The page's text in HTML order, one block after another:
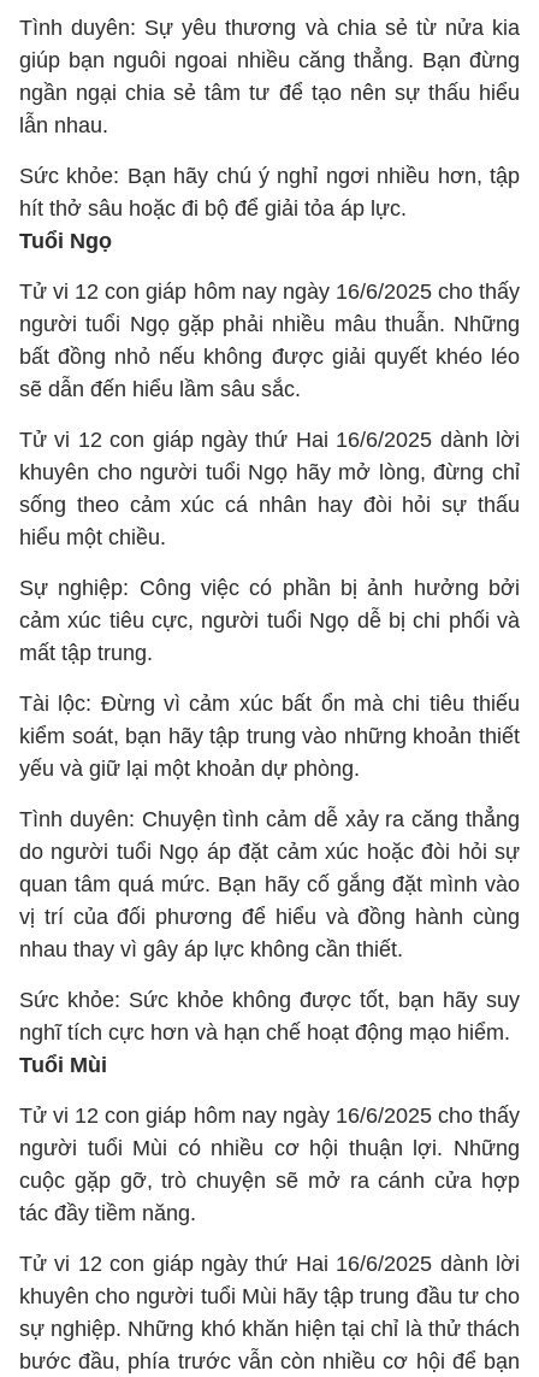
Tình duyên: Sự yêu thương và chia sẻ từ nửa kia
giúp bạn nguôi ngoai nhiều căng thẳng. Bạn đừng
ngần ngại chia sẻ tâm tư để tạo nên sự thấu hiểu
lẫn nhau.
Sức khỏe: Bạn hãy chú ý nghỉ ngơi nhiều hơn, tập
hít thở sâu hoặc đi bộ để giải tỏa áp lực.
Tuổi Ngọ
Tử vi 12 con giáp hôm nay ngày 16/6/2025 cho thấy
người tuổi Ngọ gặp phải nhiều mâu thuẫn. Những
bất đồng nhỏ nếu không được giải quyết khéo léo
sẽ dẫn đến hiểu lầm sâu sắc.
Tử vi 12 con giáp ngày thứ Hai 16/6/2025 dành lời
khuyên cho người tuổi Ngọ hãy mở lòng, đừng chỉ
sống theo cảm xúc cá nhân hay đòi hỏi sự thấu
hiểu một chiều.
Sự nghiệp: Công việc có phần bị ảnh hưởng bởi
cảm xúc tiêu cực, người tuổi Ngọ dễ bị chi phối và
mất tập trung.
Tài lộc: Đừng vì cảm xúc bất ổn mà chi tiêu thiếu
kiểm soát, bạn hãy tập trung vào những khoản thiết
yếu và giữ lại một khoản dự phòng.
Tình duyên: Chuyện tình cảm dễ xảy ra căng thẳng
do người tuổi Ngọ áp đặt cảm xúc hoặc đòi hỏi sự
quan tâm quá mức. Bạn hãy cố gắng đặt mình vào
vị trí của đối phương để hiểu và đồng hành cùng
nhau thay vì gây áp lực không cần thiết.
Sức khỏe: Sức khỏe không được tốt, bạn hãy suy
nghĩ tích cực hơn và hạn chế hoạt động mạo hiểm.
Tuổi Mùi
Tử vi 12 con giáp hôm nay ngày 16/6/2025 cho thấy
người tuổi Mùi có nhiều cơ hội thuận lợi. Những
cuộc gặp gỡ, trò chuyện sẽ mở ra cánh cửa hợp
tác đầy tiềm năng.
Tử vi 12 con giáp ngày thứ Hai 16/6/2025 dành lời
khuyên cho người tuổi Mùi hãy tập trung đầu tư cho
sự nghiệp. Những khó khăn hiện tại chỉ là thử thách
bước đầu, phía trước vẫn còn nhiều cơ hội để bạn